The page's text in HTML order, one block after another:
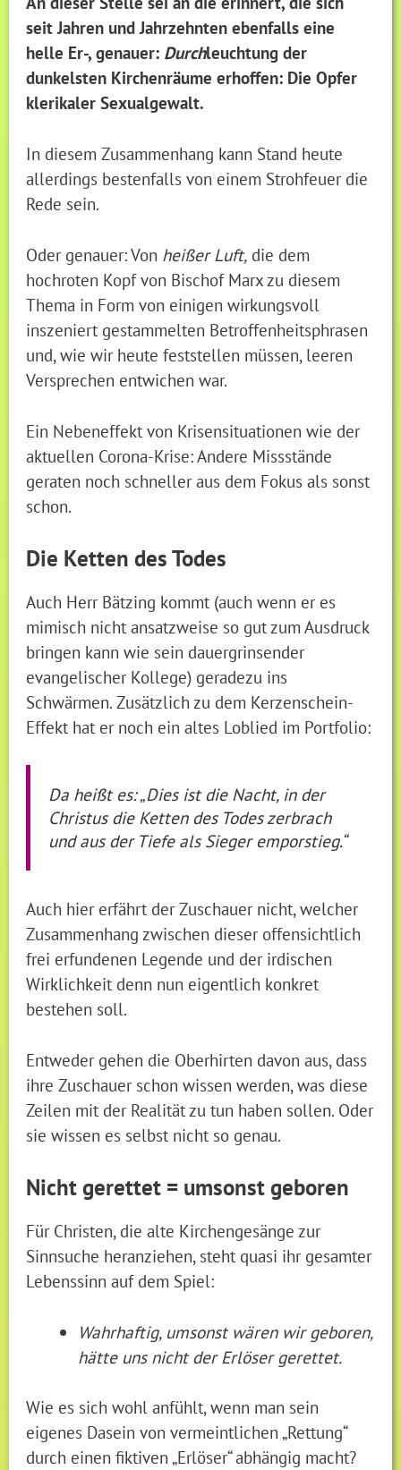
seit Jahren und Jahrzehnten ebenfalls eine
helle Er-, genauer: Durchleuchtung der
dunkelsten Kirchenräume erhoffen: Die Opfer
klerikaler Sexualgewalt.
In diesem Zusammenhang kann Stand heute
allerdings bestenfalls von einem Strohfeuer die
Rede sein.
Oder genauer: Von heißer Luft, die dem
hochroten Kopf von Bischof Marx zu diesem
Thema in Form von einigen wirkungsvoll
inszeniert gestammelten Betroffenheitsphrasen
und, wie wir heute feststellen müssen, leeren
Versprechen entwichen war.
Ein Nebeneffekt von Krisensituationen wie der
aktuellen Corona-Krise: Andere Missstände
geraten noch schneller aus dem Fokus als sonst
schon.
Die Ketten des Todes
Auch Herr Bätzing kommt (auch wenn er es
mimisch nicht ansatzweise so gut zum Ausdruck
bringen kann wie sein dauergrinsender
evangelischer Kollege) geradezu ins
Schwärmen. Zusätzlich zu dem Kerzenschein-
Effekt hat er noch ein altes Loblied im Portfolio:
Da heißt es: „Dies ist die Nacht, in der
Christus die Ketten des Todes zerbrach
und aus der Tiefe als Sieger emporstieg.“
Auch hier erfährt der Zuschauer nicht, welcher
Zusammenhang zwischen dieser offensichtlich
frei erfundenen Legende und der irdischen
Wirklichkeit denn nun eigentlich konkret
bestehen soll.
Entweder gehen die Oberhirten davon aus, dass
ihre Zuschauer schon wissen werden, was diese
Zeilen mit der Realität zu tun haben sollen. Oder
sie wissen es selbst nicht so genau.
Nicht gerettet = umsonst geboren
Für Christen, die alte Kirchengesänge zur
Sinnsuche heranziehen, steht quasi ihr gesamter
Lebenssinn auf dem Spiel:
Wahrhaftig, umsonst wären wir geboren,
hätte uns nicht der Erlöser gerettet.
Wie es sich wohl anfühlt, wenn man sein
eigenes Dasein von vermeintlichen „Rettung“
durch einen fiktiven „Erlöser“ abhängig macht?